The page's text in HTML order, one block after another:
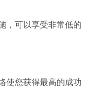
，可以享受非常低的
使您获得最高的成功